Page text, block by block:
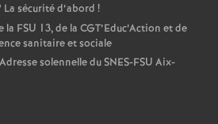
La sécurité d’abord !
FSU 13, de la CGT’Educ’Action et de
sanitaire et sociale
solennelle du SNES-FSU Aix-